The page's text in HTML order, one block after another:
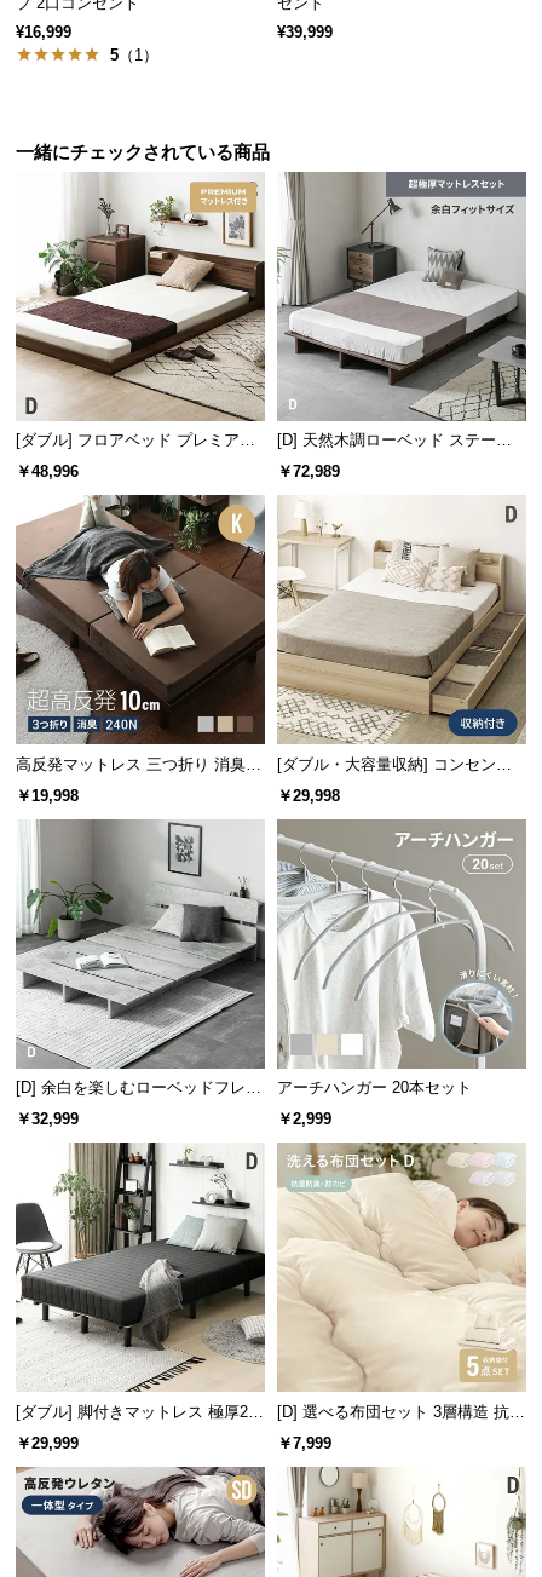
ー
ト
お
ブ
ロ
企
報
フレーム高さ（内寸） 約8.8㎝
シーツ崩れを防ぎ見た目も美しく
シーツの折込み部分もフレーム内に入るため、型崩
れを防げます。見た目もすっきりとした仕上がりで
す。
シンプルで使いやすいヘッドボード
どんなお部屋にも合わせやすいシンプルなヘッドボ
ード。文庫本や時計などが置ける宮棚付きです。
宮棚の内寸
横幅 奥行き 高さ
約141㎝ 約13㎝ 約10㎝
¥16,999
5 （1）
¥39,999
一緒にチェックされている商品
[ダブル] フロアベッド プレミアム
マットレス付き
￥48,996
[D] 天然木調ローベッド ステージ
ベッド 超極厚マットレス付き（余
￥72,989
高反発マットレス 三つ折り 消臭
高密度ハード 厚さ10cm K
￥19,998
[ダブル・大容量収納] コンセント
機能付きベッド 収納左右組み換え
￥29,998
[D] 余白を楽しむローベッドフレー
ム 天然木調 ステージベッド 2口コ
￥32,999
アーチハンガー 20本セット
￥2,999
[ダブル] 脚付きマットレス 極厚20c
m ボンネルコイル
￥29,999
[D] 選べる布団セット 3層構造 抗菌
洗える 5点セット
￥7,999